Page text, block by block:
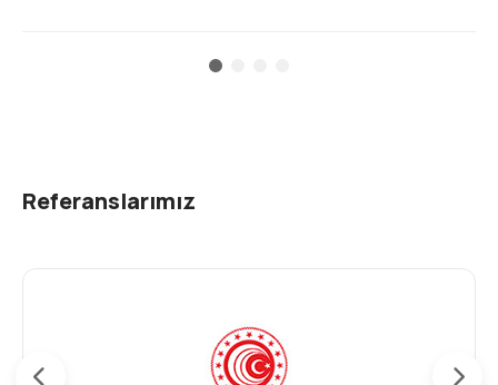
Referanslarımız